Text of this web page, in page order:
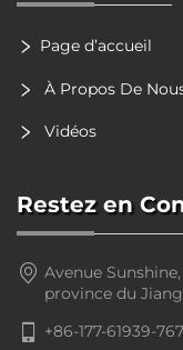
Page d’accueil
À Propos De
Vidéos
Restez en
Avenue
province du
+86-177-61939-767